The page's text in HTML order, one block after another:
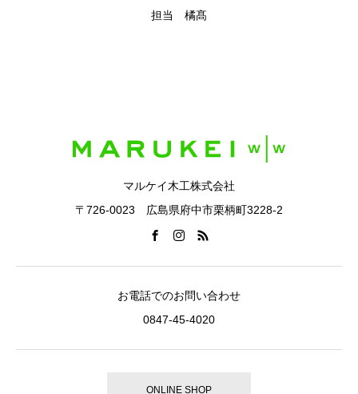
担当 橘髙
マルケイ木工株式会社
〒726-0023 広島県府中市栗柄町3228-2
お電話でのお問い合わせ
0847-45-4020
ONLINE SHOP